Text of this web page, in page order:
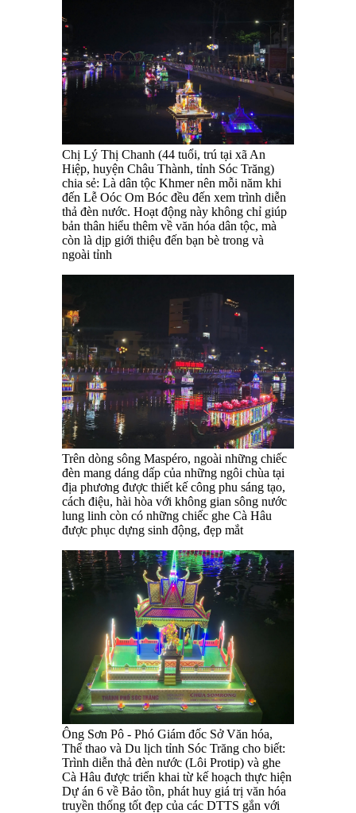
Chị Lý Thị Chanh (44 tuổi, trú tại xã An
Hiệp, huyện Châu Thành, tỉnh Sóc Trăng)
chia sẻ: Là dân tộc Khmer nên mỗi năm khi
đến Lễ Oóc Om Bóc đều đến xem trình diễn
thả đèn nước. Hoạt động này không chỉ giúp
bản thân hiểu thêm về văn hóa dân tộc, mà
còn là dịp giới thiệu đến bạn bè trong và
ngoài tỉnh
Trên dòng sông Maspéro, ngoài những chiếc
đèn mang dáng dấp của những ngôi chùa tại
địa phương được thiết kế công phu sáng tạo,
cách điệu, hài hòa với không gian sông nước
lung linh còn có những chiếc ghe Cà Hâu
được phục dựng sinh động, đẹp mắt
Ông Sơn Pô - Phó Giám đốc Sở Văn hóa,
Thể thao và Du lịch tỉnh Sóc Trăng cho biết:
Trình diễn thả đèn nước (Lôi Protip) và ghe
Cà Hâu được triển khai từ kế hoạch thực hiện
Dự án 6 về Bảo tồn, phát huy giá trị văn hóa
truyền thống tốt đẹp của các DTTS gắn với